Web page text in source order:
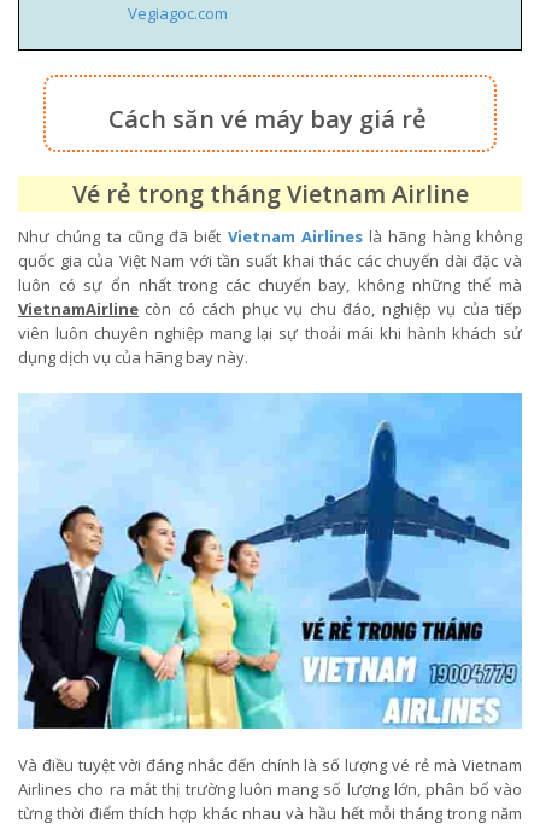
Vegiagoc.com
Cách săn vé máy bay giá rẻ
Vé rẻ trong tháng Vietnam Airline
Như chúng ta cũng đã biết Vietnam Airlineslà hãng hàng không
quốc gia của Việt Nam với tần suất khai thác các chuyến dài đặc và
luôn có sự ổn nhất trong các chuyến bay, không những thế mà
VietnamAirline còn có cách phục vụ chu đáo, nghiệp vụ của tiếp
viên luôn chuyên nghiệp mang lại sự thoải mái khi hành khách sử
dụng dịch vụ của hãng bay này.
Và điều tuyệt vời đáng nhắc đến chính là số lượng vé rẻ mà Vietnam
Airlines cho ra mắt thị trường luôn mang số lượng lớn, phân bổ vào
từng thời điểm thích hợp khác nhau và hầu hết mỗi tháng trong năm